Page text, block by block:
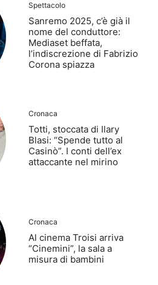
Spettacolo
Sanremo 2025, c’è già il
nome del conduttore:
Mediaset beffata,
l’indiscrezione di Fabrizio
Corona spiazza
Cronaca
Totti, stoccata di Ilary
Blasi: “Spende tutto al
Casinò”. I conti dell’ex
attaccante nel mirino
Cronaca
Al cinema Troisi arriva
“Cinemini”, la sala a
misura di bambini